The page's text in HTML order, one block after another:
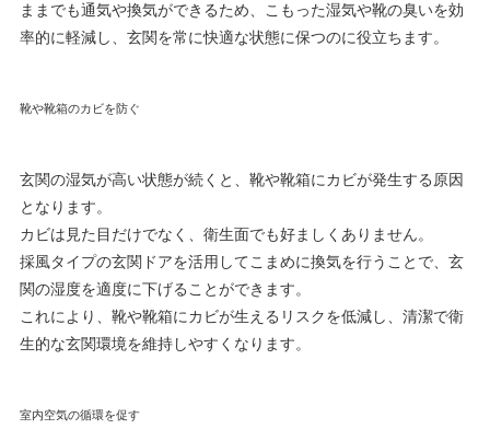
ままでも通気や換気ができるため、こもった湿気や靴の臭いを効
率的に軽減し、玄関を常に快適な状態に保つのに役立ちます。
靴や靴箱のカビを防ぐ
玄関の湿気が高い状態が続くと、靴や靴箱にカビが発生する原因
となります。
カビは見た目だけでなく、衛生面でも好ましくありません。
採風タイプの玄関ドアを活用してこまめに換気を行うことで、玄
関の湿度を適度に下げることができます。
これにより、靴や靴箱にカビが生えるリスクを低減し、清潔で衛
生的な玄関環境を維持しやすくなります。
室内空気の循環を促す